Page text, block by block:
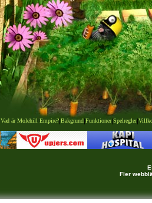
Fler
Vad är Molehill Empire?|Bakgrund|Funktioner|Spelregler|